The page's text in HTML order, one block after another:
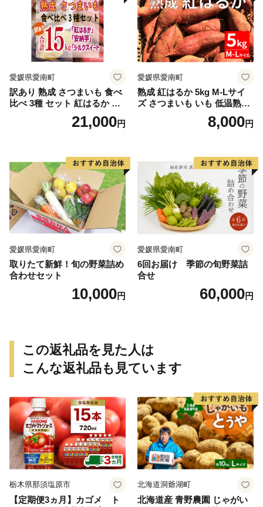
愛媛県愛南町
訳あり 熟成 さつまいも 食べ
比べ 3種 セット 紅はるか 安
納芋 シルクスイート 合計 15
kg サイズ混合 サツマイモ 焼
芋 ほしいも スイートポテト
いも天 サイズミックス 甘い
ねっとり 生芋 新芋 あんのう
いも 甘藷 べにはるか スイー
ツ 国産 糖度 産地直送 農家直
送 数量限定 21000円 愛媛 愛
南 ミッチーのおみかん畑
21,000円
愛媛県愛南町
熟成 紅はるか 5kg M-Lサイ
ズ さつまいも いも 低温熟成
完全熟成収穫 甘い 糖度 焼き
芋 やきいも スイートポテト
8,000円
愛媛県愛南町
取りたて新鮮！旬の野菜詰め
合わせセット
10,000円
愛媛県愛南町
6回お届け 季節の旬野菜詰
合せ
60,000円
この返礼品を見た人は
こんな返礼品も見ています
栃木県那須塩原市
【定期便3ヵ月】カゴメ ト
北海道洞爺湖町
北海道産 青野農園 じゃがい